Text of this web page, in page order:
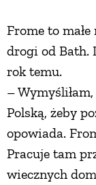
Frome to
drogi od Bath.
rok temu.
–
Polską, żeby
opowiada.
Pracuje tam
wiecznych